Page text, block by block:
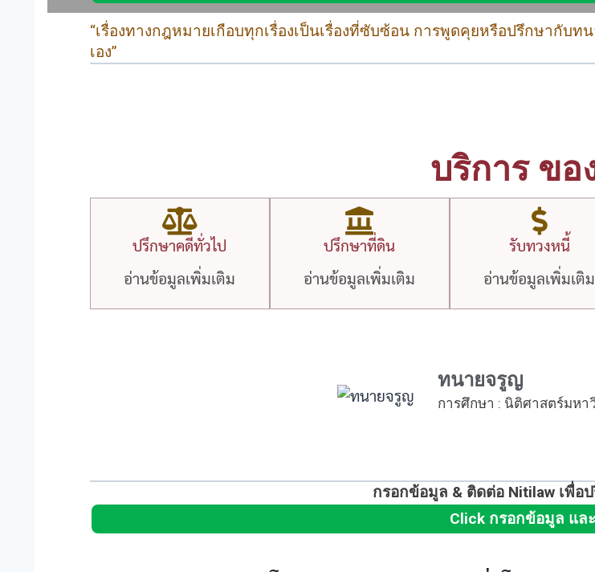
“เรื่องทางกฎหมายเกือบทุกเรื่องเป็นเรื่องที่ซับซ้อน การพูดคุยหรือปรึกษากับ
เอง”
บริการ ขอ
ปรึกษาคดีทั่วไป
อ่านข้อมูลเพิ่มเติม
ปรึกษาที่ดิน
อ่านข้อมูลเพิ่มเติม
รับทวงหนี้
อ่านข้อมูลเพิ่มเติม
ทนายจรูญ
การศึกษา : นิติศาสตร์มหา
กรอกข้อมูล & ติดต่อ Nitilaw เพื่อ
Click กรอกข้อมูล แล